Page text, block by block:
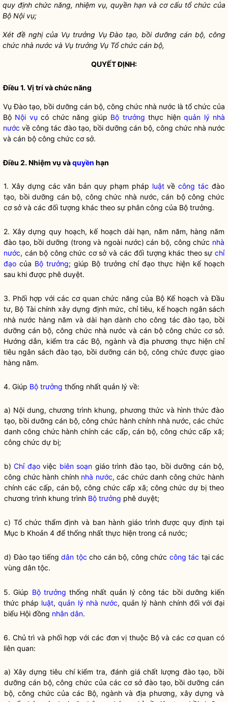
quy định chức năng, nhiệm vụ, quyền hạn và cơ cấu tổ chức của
Bộ Nội vụ;
Xét đề nghị của Vụ trưởng Vụ Đào tạo, bồi dưỡng cán bộ, công
chức nhà nước và Vụ trưởng Vụ Tổ chức cán bộ,
QUYẾT ĐỊNH:
Điều 1. Vị trí và chức năng
Vụ Đào tạo, bồi dưỡng cán bộ, công chức nhà nước là tổ chức của
Bộ Nội vụ có chức năng giúp Bộ trưởng thực hiệnquản lý nhà
nước về công tác đào tạo, bồi dưỡng cán bộ, công chức nhà nước
và cán bộ công chức cơ sở.
Điều 2. Nhiệm vụ vàquyền hạn
1. Xây dựng các văn bản quy phạm pháp luậtvềcông tác đào
tạo, bồi dưỡng cán bộ, công chức nhà nước, cán bộ công chức
cơ sở và các đối tượng khác theo sự phân công của Bộ trưởng.
2. Xây dựng quy hoạch, kế hoạch dài hạn, năm năm, hàng năm
đào tạo, bồi dưỡng (trong và ngoài nước) cán bộ, công chức nhà
nước, cán bộ công chức cơ sở và các đối tượng khác theo sự chỉ
đạo của Bộ trưởng; giúp Bộ trưởng chỉ đạothực hiện kế hoạch
sau khi được phê duyệt.
3. Phối hợp với các cơ quan chức năng của Bộ Kế hoạch và Đầu
tư, Bộ Tài chính xây dựng định mức, chỉ tiêu, kế hoạch ngân sách
nhà nước hàng năm và dài hạn dành cho công tác đào tạo, bồi
dưỡng cán bộ, công chức nhà nước và cán bộ công chức cơ sở.
Hướng dẫn, kiểm tra các Bộ, ngành và địa phương thực hiện chỉ
tiêu ngân sách đào tạo, bồi dưỡng cán bộ, công chức được giao
hàng năm.
4. Giúp Bộ trưởng thống nhất quản lý về:
a) Nội dung, chương trình khung, phương thức và hình thức đào
tạo, bồi dưỡng cán bộ, công chức hành chính nhà nước, các chức
danh công chức hành chính các cấp, cán bộ, công chức cấp xã;
công chức dự bị;
b)Chỉ đạoviệc biên soạn giáo trình đào tạo, bồi dưỡng cán bộ,
công chức hành chính nhà nước, các chức danh công chức hành
chính các cấp, cán bộ, công chức cấp xã; công chức dự bị theo
chương trình khung trình Bộ trưởng phê duyệt;
c) Tổ chức thẩm định và ban hành giáo trình được quy định tại
Mục b Khoản 4 để thống nhất thực hiện trong cả nước;
d) Đào tạo tiếng dân tộc cho cán bộ, công chức công tác tại các
vùng dân tộc.
5. Giúp Bộ trưởng thống nhất quản lý công tác bồi dưỡng kiến
thức pháp luật,quản lý nhà nước, quản lý hành chính đối với đại
biểu Hội đồng nhân dân.
6. Chủ trì và phối hợp với các đơn vị thuộc Bộ và các cơ quan có
liên quan:
a) Xây dựng tiêu chí kiểm tra, đánh giá chất lượng đào tạo, bồi
dưỡng cán bộ, công chức của các cơ sở đào tạo, bồi dưỡng cán
bộ, công chức của các Bộ, ngành và địa phương, xây dựng và